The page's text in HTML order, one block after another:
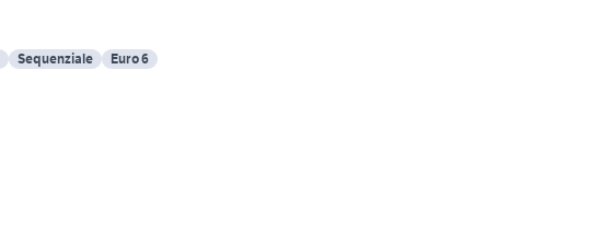
Sequenziale Euro 6